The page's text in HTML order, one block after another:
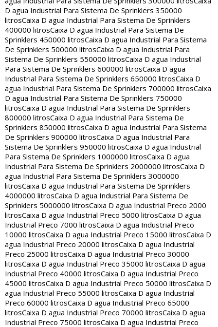
D agua Industrial Para Sistema De Sprinklers 350000
litrosCaixa D agua Industrial Para Sistema De Sprinklers
400000 litrosCaixa D agua Industrial Para Sistema De
Sprinklers 450000 litrosCaixa D agua Industrial Para Sistema
De Sprinklers 500000 litrosCaixa D agua Industrial Para
Sistema De Sprinklers 550000 litrosCaixa D agua Industrial
Para Sistema De Sprinklers 600000 litrosCaixa D agua
Industrial Para Sistema De Sprinklers 650000 litrosCaixa D
agua Industrial Para Sistema De Sprinklers 700000 litrosCaixa
D agua Industrial Para Sistema De Sprinklers 750000
litrosCaixa D agua Industrial Para Sistema De Sprinklers
800000 litrosCaixa D agua Industrial Para Sistema De
Sprinklers 850000 litrosCaixa D agua Industrial Para Sistema
De Sprinklers 900000 litrosCaixa D agua Industrial Para
Sistema De Sprinklers 950000 litrosCaixa D agua Industrial
Para Sistema De Sprinklers 1000000 litrosCaixa D agua
Industrial Para Sistema De Sprinklers 2000000 litrosCaixa D
agua Industrial Para Sistema De Sprinklers 3000000
litrosCaixa D agua Industrial Para Sistema De Sprinklers
4000000 litrosCaixa D agua Industrial Para Sistema De
Sprinklers 5000000 litrosCaixa D agua Industrial Preco 2000
litrosCaixa D agua Industrial Preco 5000 litrosCaixa D agua
Industrial Preco 7000 litrosCaixa D agua Industrial Preco
10000 litrosCaixa D agua Industrial Preco 15000 litrosCaixa D
agua Industrial Preco 20000 litrosCaixa D agua Industrial
Preco 25000 litrosCaixa D agua Industrial Preco 30000
litrosCaixa D agua Industrial Preco 35000 litrosCaixa D agua
Industrial Preco 40000 litrosCaixa D agua Industrial Preco
45000 litrosCaixa D agua Industrial Preco 50000 litrosCaixa D
agua Industrial Preco 55000 litrosCaixa D agua Industrial
Preco 60000 litrosCaixa D agua Industrial Preco 65000
litrosCaixa D agua Industrial Preco 70000 litrosCaixa D agua
Industrial Preco 75000 litrosCaixa D agua Industrial Preco